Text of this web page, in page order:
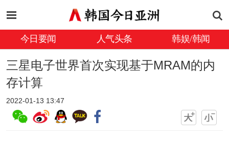
今日要闻 人气头条 韩娱/韩闻
三星电子世界首次实现基于MRAM的内
存计算
2022-01-13 13:47